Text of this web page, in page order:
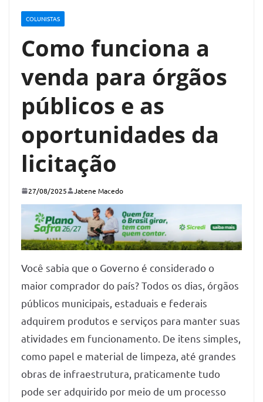
COLUNISTAS
Como funciona a
venda para órgãos
públicos e as
oportunidades da
licitação
27/08/2025 Jatene Macedo
Você sabia que o Governo é considerado o
maior comprador do país? Todos os dias, órgãos
públicos municipais, estaduais e federais
adquirem produtos e serviços para manter suas
atividades em funcionamento. De itens simples,
como papel e material de limpeza, até grandes
obras de infraestrutura, praticamente tudo
pode ser adquirido por meio de um processo